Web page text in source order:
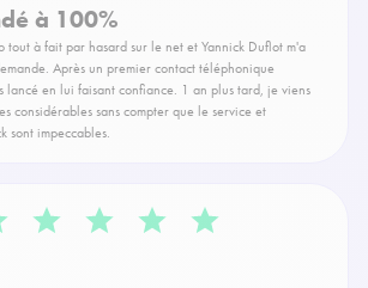
à 100%
tout à fait par hasard sur le net et Yannick Duflot m'a
Après un premier contact téléphonique
lancé en lui faisant confiance. 1 an plus tard, je viens
considérables sans compter que le service et
sont impeccables.